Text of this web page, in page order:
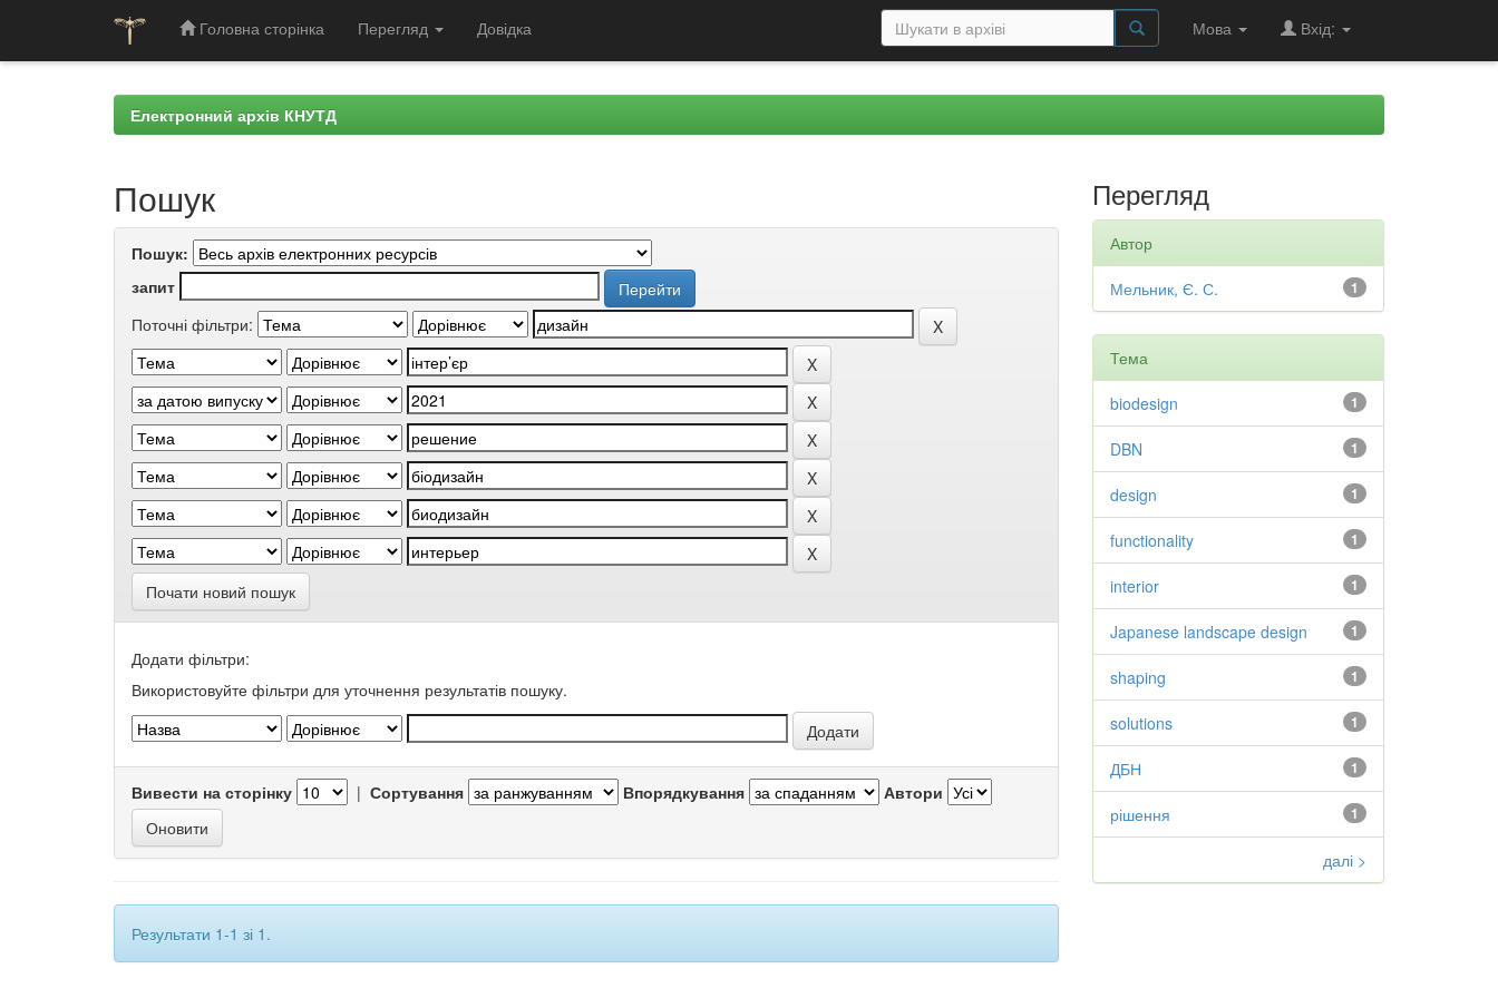
Головна сторінка Перегляд Довідка Мова Вхід:
Електронний архів КНУТД
Пошук
Пошук:
запит
Поточні фільтри:
Почати новий пошук
Додати фільтри:
Використовуйте фільтри для уточнення результатів пошуку.
Вивести на сторінку | Сортування Впорядкування Автори
Результати 1-1 зі 1.
Перегляд
Автор
1
Мельник, Є. С.
Тема
1
biodesign
1
DBN
1
design
1
functionality
1
interior
1
Japanese landscape design
1
shaping
1
solutions
1
ДБН
1
рішення
далі >